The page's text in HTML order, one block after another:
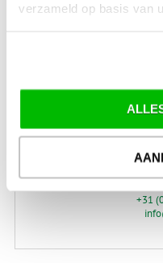
verzameld op basis van
(bij verzending
*) Voor grotere pakketverzendingen
Waar is
+31